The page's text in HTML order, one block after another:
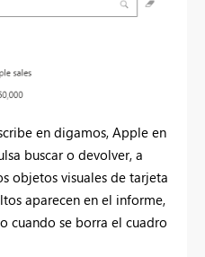
en digamos, Apple en
buscar o devolver, a
objetos visuales de tarjeta
aparecen en el informe,
cuando se borra el cuadro